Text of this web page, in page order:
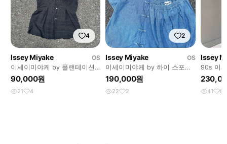
4
Issey Miyake
OS
이세이미야케 by 플랜테이션
스트라이프 텍스쳐 반팔셔츠
90,000원
21 4
2
Issey Miyake
OS
이세이미야케 by 하이 스포르
팅 기어 오리엔탈 데님 셋업
190,000원
22 2
Issey
90s 이
트 아카
41 8